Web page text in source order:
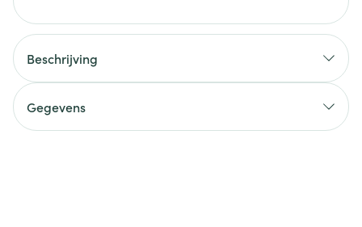
Beschrijving
Gegevens